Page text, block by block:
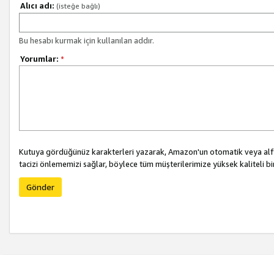
Alıcı adı: (isteğe bağlı)
Bu hesabı kurmak için kullanılan addır.
Yorumlar: *
Kutuya gördüğünüz karakterleri yazarak, Amazon'un otomatik veya
tacizi önlememizi sağlar, böylece tüm müşterilerimize yüksek kaliteli
Gönder